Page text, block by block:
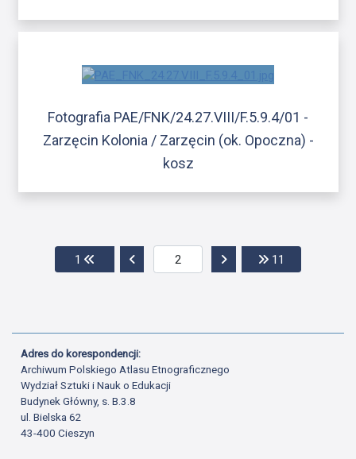
Fotografia PAE/FNK/24.27.VIII/F.5.9.4/01 -
Zarzęcin Kolonia / Zarzęcin (ok. Opoczna) -
kosz
1 Przejdź do pierwszej strony
Przejdź do poprzedniej stronyPrzejdź do następnej
11
Adres do korespondencji:
Archiwum Polskiego Atlasu Etnograficznego
Wydział Sztuki i Nauk o Edukacji
Budynek Główny, s. B.3.8
ul. Bielska 62
43-400 Cieszyn